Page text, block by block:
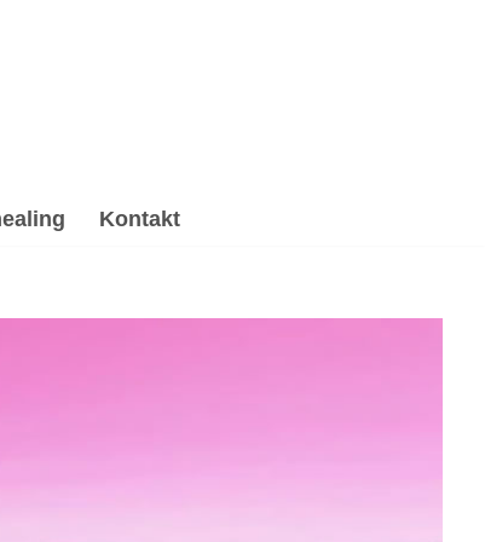
Kontakt
Hypnose, Psychotherapie
✓Psychotherapie Alternative in